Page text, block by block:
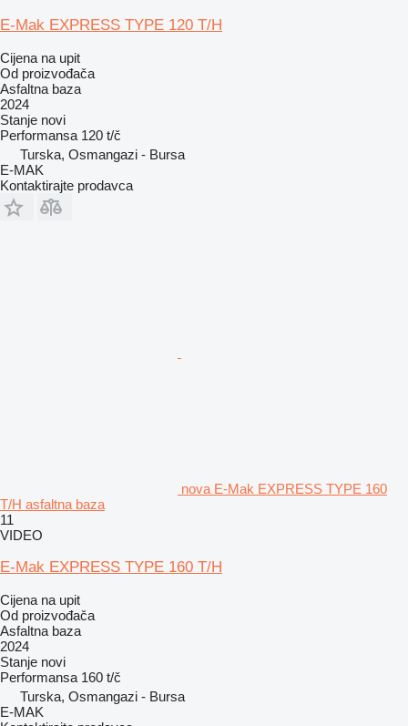
E-Mak EXPRESS TYPE 120 T/H
Cijena na upit
Od proizvođača
Asfaltna baza
2024
Stanje novi
Performansa 120 t/č
Turska, Osmangazi - Bursa
E-MAK
Kontaktirajte prodavca
nova E-Mak EXPRESS TYPE 160
T/H asfaltna baza
11
VIDEO
E-Mak EXPRESS TYPE 160 T/H
Cijena na upit
Od proizvođača
Asfaltna baza
2024
Stanje novi
Performansa 160 t/č
Turska, Osmangazi - Bursa
E-MAK